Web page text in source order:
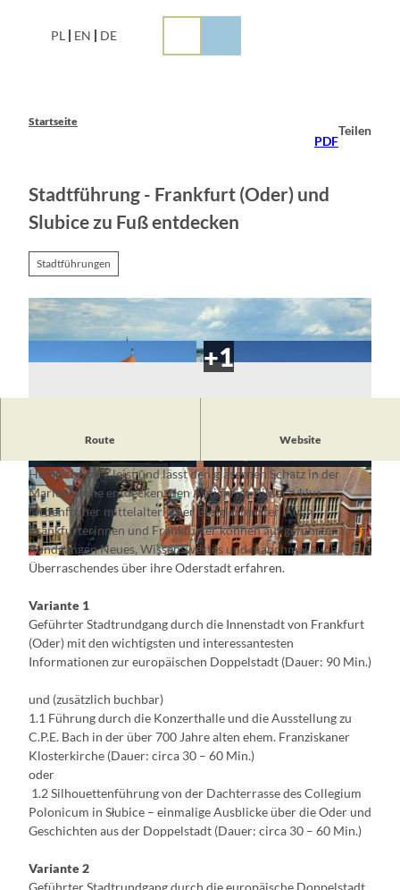
PL EN DE
Startseite
PDF
Teilen
Stadtführung - Frankfurt (Oder) und
Slubice zu Fuß entdecken
Stadtführungen
© Aneta Szczesniewicz
© Aneta Szczesniewicz © Aneta Szczesniewicz
Route Website
Die Tour entführt die Gäste in die Stadtgeschichte vom
Heinrich von Kleist und lässt den gläsernen Schatz in der
Marienkirche entdecken: den Antichrist-Bilderzyklus
farbenfroher mittelalterlicher Bleiglasfenster. Auch
Frankfurterinnen und Frankfurter können auf geführten
Rundgängen Neues, Wissenswertes und manchmal auch
Überraschendes über ihre Oderstadt erfahren.
Variante 1
Geführter Stadtrundgang durch die Innenstadt von Frankfurt
(Oder) mit den wichtigsten und interessantesten
Informationen zur europäischen Doppelstadt (Dauer: 90 Min.)
und (zusätzlich buchbar)
1.1 Führung durch die Konzerthalle und die Ausstellung zu
C.P.E. Bach in der über 700 Jahre alten ehem. Franziskaner
Klosterkirche (Dauer: circa 30 – 60 Min.)
oder
1.2 Silhouettenführung von der Dachterrasse des Collegium
Polonicum in Słubice – einmalige Ausblicke über die Oder und
Geschichten aus der Doppelstadt (Dauer: circa 30 – 60 Min.)
Variante 2